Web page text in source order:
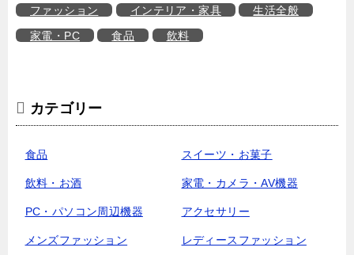
ファッション インテリア・家具
生活全般
家電・PC
食品 飲料
カテゴリー
食品 スイーツ・お菓子
飲料・お酒 家電・カメラ・AV機器
PC・パソコン周辺機器 アクセサリー
メンズファッション レディースファッション